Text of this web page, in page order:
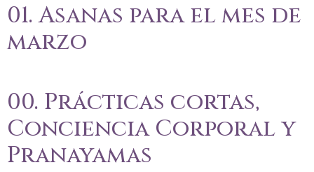
01. Asanas para el mes de
marzo
00. Prácticas cortas,
Conciencia Corporal y
Pranayamas